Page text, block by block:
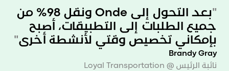
Amin هي شركة خدمات نقل وتوصيل في العراق. بدأت
كخدمة سيارات أجرة، ولكن بعد تجربة تطبيق السوبر آب،
أضافت الشركة خدمة توصيل الطعام خلال شهر ونصف
فقط.
"
بعد التحول إلى Onde ونقل 98% من
جميع الطلبات إلى التطبيقات، أصبح
بإمكاني تخصيص وقتي لأنشطة أخرى"
Brandy Gray
نائبة الرئيس @ Loyal Transportation